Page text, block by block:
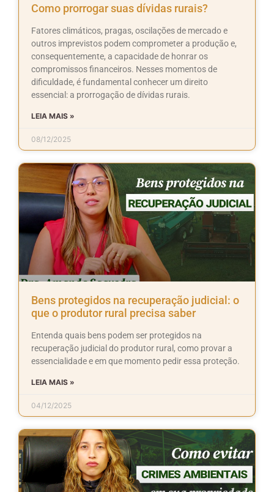
Como prorrogar suas dívidas rurais?
Fatores climáticos, pragas, oscilações de mercado e
outros imprevistos podem comprometer a produção e,
consequentemente, a capacidade de honrar os
compromissos financeiros. Nesses momentos de
dificuldade, é fundamental conhecer um direito
essencial: a prorrogação de dívidas rurais.
LEIA MAIS »
08/12/2025
Bens protegidos na recuperação judicial: o
que o produtor rural precisa saber
Entenda quais bens podem ser protegidos na
recuperação judicial do produtor rural, como provar a
essencialidade e em que momento pedir essa proteção.
LEIA MAIS »
04/12/2025